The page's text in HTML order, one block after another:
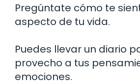
Pregúntate cómo te
aspecto de tu vida.
Puedes llevar un diario
provecho a tus
emociones.